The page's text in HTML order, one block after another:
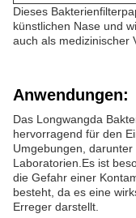
Dieses
künstlichen Nase und
auch als medizinischer
Anwendungen:
Das Longwangda
hervorragend für den
Umgebungen,
Laboratorien.Es ist
die Gefahr einer
besteht, da es eine
Erreger darstellt.